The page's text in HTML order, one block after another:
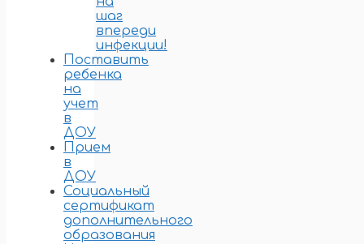
шаг
впереди
инфекции!
Поставить
ребенка
на
учет
в
ДОУ
Прием
в
ДОУ
Социальный
сертификат
дополнительного
образования